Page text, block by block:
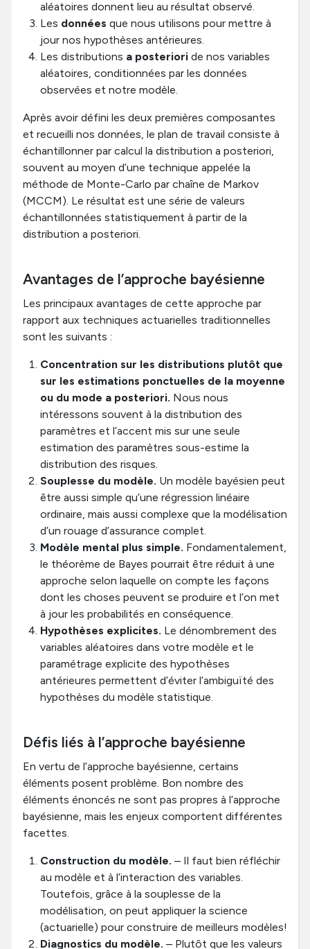
aléatoires donnent lieu au résultat observé.
Les données que nous utilisons pour mettre à
jour nos hypothèses antérieures.
Les distributions a posteriori de nos variables
aléatoires, conditionnées par les données
observées et notre modèle.
Après avoir défini les deux premières composantes
et recueilli nos données, le plan de travail consiste à
échantillonner par calcul la distribution a posteriori,
souvent au moyen d’une technique appelée la
méthode de Monte-Carlo par chaîne de Markov
(MCCM). Le résultat est une série de valeurs
échantillonnées statistiquement à partir de la
distribution a posteriori.
Avantages de l’approche bayésienne
Les principaux avantages de cette approche par
rapport aux techniques actuarielles traditionnelles
sont les suivants :
Concentration sur les distributions plutôt que
sur les estimations ponctuelles de la moyenne
ou du mode a posteriori. Nous nous
intéressons souvent à la distribution des
paramètres et l’accent mis sur une seule
estimation des paramètres sous-estime la
distribution des risques.
Souplesse du modèle. Un modèle bayésien peut
être aussi simple qu’une régression linéaire
ordinaire, mais aussi complexe que la modélisation
d’un rouage d’assurance complet.
Modèle mental plus simple. Fondamentalement,
le théorème de Bayes pourrait être réduit à une
approche selon laquelle on compte les façons
dont les choses peuvent se produire et l’on met
à jour les probabilités en conséquence.
Hypothèses explicites. Le dénombrement des
variables aléatoires dans votre modèle et le
paramétrage explicite des hypothèses
antérieures permettent d’éviter l’ambiguïté des
hypothèses du modèle statistique.
Défis liés à l’approche bayésienne
En vertu de l’approche bayésienne, certains
éléments posent problème. Bon nombre des
éléments énoncés ne sont pas propres à l’approche
bayésienne, mais les enjeux comportent différentes
facettes.
Construction du modèle. – Il faut bien réfléchir
au modèle et à l’interaction des variables.
Toutefois, grâce à la souplesse de la
modélisation, on peut appliquer la science
(actuarielle) pour construire de meilleurs modèles!
Diagnostics du modèle. – Plutôt que les valeurs